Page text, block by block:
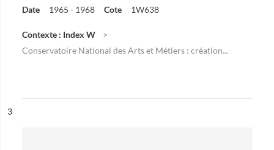
Date 1965 - 1968 Cote 1W638
Contexte : Index W
Conservatoire National des Arts et Métiers : création...
n°
3